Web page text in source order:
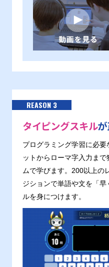
REASON 3
タイピングスキル
プログラミング学習に必
ットからローマ字入力ま
ムで学びます。200以上の
ジションで単語や文を「
ルを身につけます。